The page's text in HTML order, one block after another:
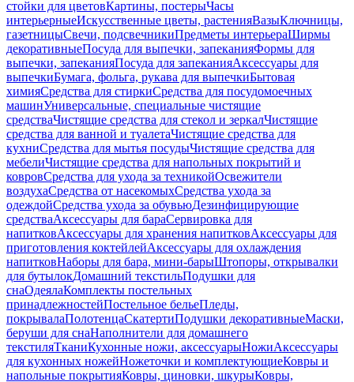
стойки для цветовКартины, постерыЧасы
интерьерныеИскусственные цветы, растенияВазыКлючницы,
газетницыСвечи, подсвечникиПредметы интерьераШирмы
декоративныеПосуда для выпечки, запеканияФормы для
выпечки, запеканияПосуда для запеканияАксессуары для
выпечкиБумага, фольга, рукава для выпечкиБытовая
химияСредства для стиркиСредства для посудомоечных
машинУниверсальные, специальные чистящие
средстваЧистящие средства для стекол и зеркалЧистящие
средства для ванной и туалетаЧистящие средства для
кухниСредства для мытья посудыЧистящие средства для
мебелиЧистящие средства для напольных покрытий и
ковровСредства для ухода за техникойОсвежители
воздухаСредства от насекомыхСредства ухода за
одеждойСредства ухода за обувьюДезинфицирующие
средстваАксессуары для бараСервировка для
напитковАксессуары для хранения напитковАксессуары для
приготовления коктейлейАксессуары для охлаждения
напитковНаборы для бара, мини-барыШтопоры, открывалки
для бутылокДомашний текстильПодушки для
снаОдеялаКомплекты постельных
принадлежностейПостельное бельеПледы,
покрывалаПолотенцаСкатертиПодушки декоративныеМаски,
беруши для снаНаполнители для домашнего
текстиляТканиКухонные ножи, аксессуарыНожиАксессуары
для кухонных ножейНожеточки и комплектующиеКовры и
напольные покрытияКовры, циновки, шкурыКовры,